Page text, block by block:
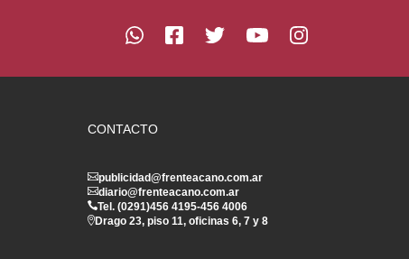
CONTACTO
publicidad@frenteacano.com.ar
diario@frenteacano.com.ar
Tel. (0291)456 4195-456 4006
Drago 23, piso 11, oficinas 6, 7 y 8